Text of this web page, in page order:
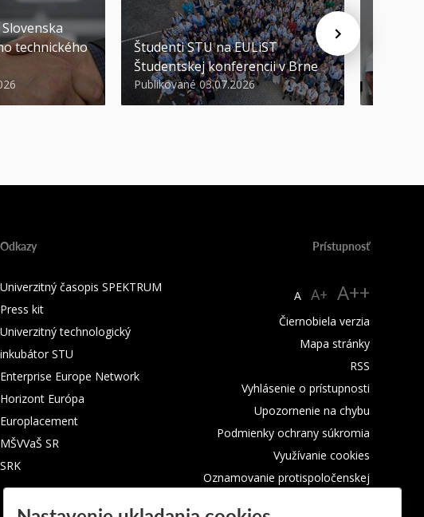
technického
Študenti STU na EULiST
Študentskej konferencii v Brne
Publikované 03.07.2026
Odkazy
Univerzitný časopis SPEKTRUM
Press kit
Univerzitný technologický
inkubátor STU
Enterprise Europe Network
Horizont Európa
Europlacement
MŠVVaŠ SR
SRK
Prístupnosť
A A+ A++
Čiernobiela verzia
Mapa stránky
RSS
Vyhlásenie o prístupnosti
Upozornenie na chybu
Podmienky ochrany súkromia
Využívanie cookies
Oznamovanie protispoločenskej